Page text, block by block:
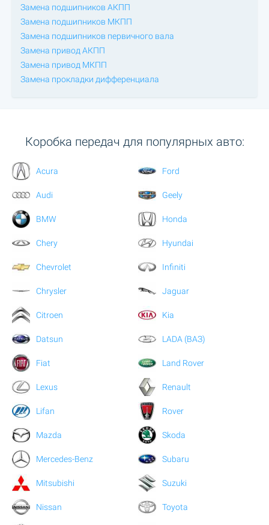
Замена подшипников АКПП
Замена подшипников МКПП
Замена подшипников первичного вала
Замена привод АКПП
Замена привод МКПП
Замена прокладки дифференциала
Коробка передач для популярных авто:
Acura
Audi
BMW
Chery
Chevrolet
Chrysler
Citroen
Datsun
Fiat
Ford
Geely
Honda
Hyundai
Infiniti
Jaguar
Kia
LADA (ВАЗ)
Land Rover
Lexus
Lifan
Mazda
Mercedes-Benz
Mitsubishi
Nissan
Renault
Rover
Skoda
Subaru
Suzuki
Toyota